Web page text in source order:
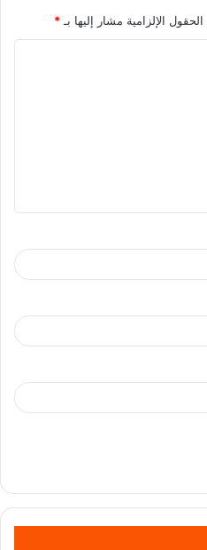
الحقول الإلزامية مشار إليها بـ *